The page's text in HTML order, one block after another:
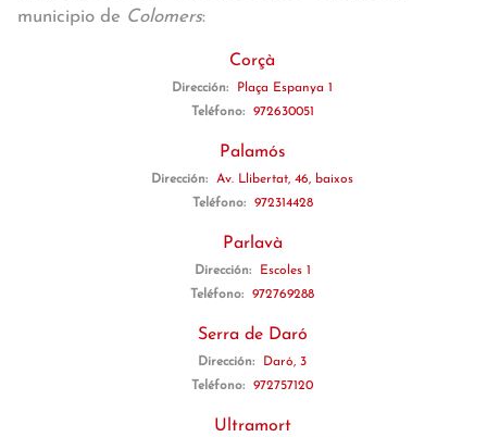
municipio de Colomers:
Corçà
Dirección:
Plaça Espanya 1
Teléfono:
972630051
Palamós
Dirección:
Av. Llibertat, 46, baixos
Teléfono:
972314428
Parlavà
Dirección:
Escoles 1
Teléfono:
972769288
Serra de Daró
Dirección:
Daró, 3
Teléfono:
972757120
Ultramort